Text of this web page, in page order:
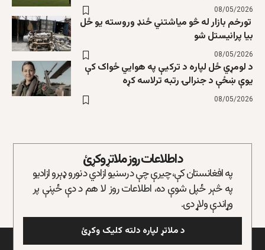
08/05/2026
تورخم بازار له څو میاشتني ځنډ وروسته یو ځل
بیا پرانیستل شو
08/05/2026
د لومړي ځل لپاره د ترکیې په هوايي ځواک کې
یوې ښځې د جنرالۍ رتبه ترلاسه کړه
08/05/2026
د اطلاعات روز ملاتړ وکړئ
په افغانستان کې، چیرې چې د رسنیو ازادي د نورو ډېرو ازادیو
په څېر ځپل شوې ده، اطلاعات روز لا هم د دې ځپنې پر
وړاندې ولاړ دی.
د ملاتړ لپاره دلته کلیک وکړئ